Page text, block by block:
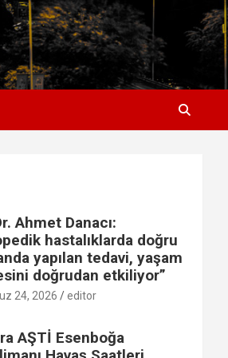
Ahmet Danacı:
hastalıklarda doğru
yapılan tedavi, yaşam
doğrudan etkiliyor”
24, 2026 editor
AŞTİ Esenboğa